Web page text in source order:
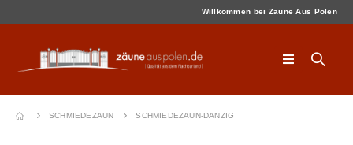
Willkommen bei Zäune Aus Polen
SCHMIEDEZAUN SCHMIEDEZAUN-DANZIG